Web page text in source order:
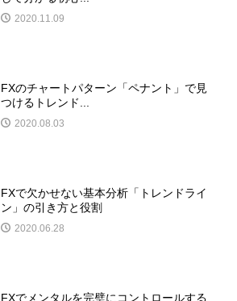
2020.11.09
FXのチャートパターン「ペナント」で見
つけるトレンド...
2020.08.03
FXで欠かせない基本分析「トレンドライ
ン」の引き方と役割
2020.06.28
FXでメンタルを完璧にコントロールする